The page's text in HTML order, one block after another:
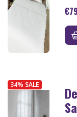
34% SALE